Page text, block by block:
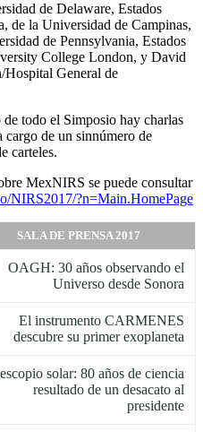
de Delaware, Estados
de la Universidad de Campinas,
de Pennsylvania, Estados
College London, y David
Hospital General de
el Simposio hay charlas
de un sinnúmero de
carteles.
MexNIRS se puede consultar
NIRS2017/?n=Main.HomePage
SALA DE PRENSA 2017
OAGH: 30 años observando el
Universo desde Sonora
El instrumento CARMENES
descubre su primer exoplaneta
solar: 80 años de ciencia
resultado de un desacato al
presidente